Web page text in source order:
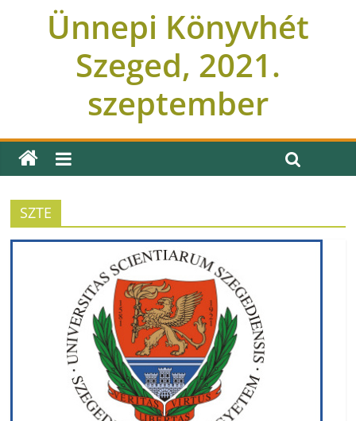
Ünnepi Könyvhét
Szeged, 2021.
szeptember
SZTE